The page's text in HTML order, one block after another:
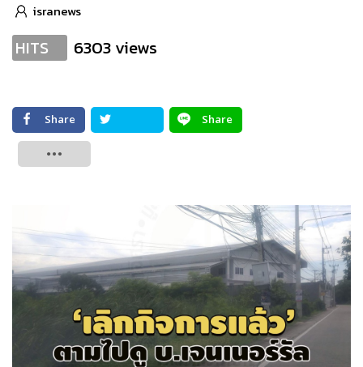
isranews
HITS 6303 views
Share
Share